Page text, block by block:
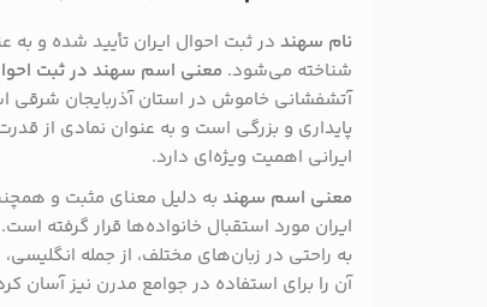
نام سهند در ثبت احوال ایران تأیید شده و
شناخته می‌شود. معنی اسم سهند در ثبت
آتشفشانی خاموش در استان آذربایجان شرقی
پایداری و بزرگی است و به عنوان نمادی از
ایرانی اهمیت ویژه‌ای دارد.
معنی اسم سهند به دلیل معنای مثبت و
ایران مورد استقبال خانواده‌ها قرار گرفته
به راحتی در زبان‌های مختلف، از جمله
آن را برای استفاده در جوامع مدرن نیز آسان